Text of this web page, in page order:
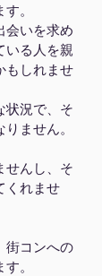
。
会いを求め
いる人を親
もしれませ
状況で、そ
ません。
せんし、そ
くれませ
街コンへの
。